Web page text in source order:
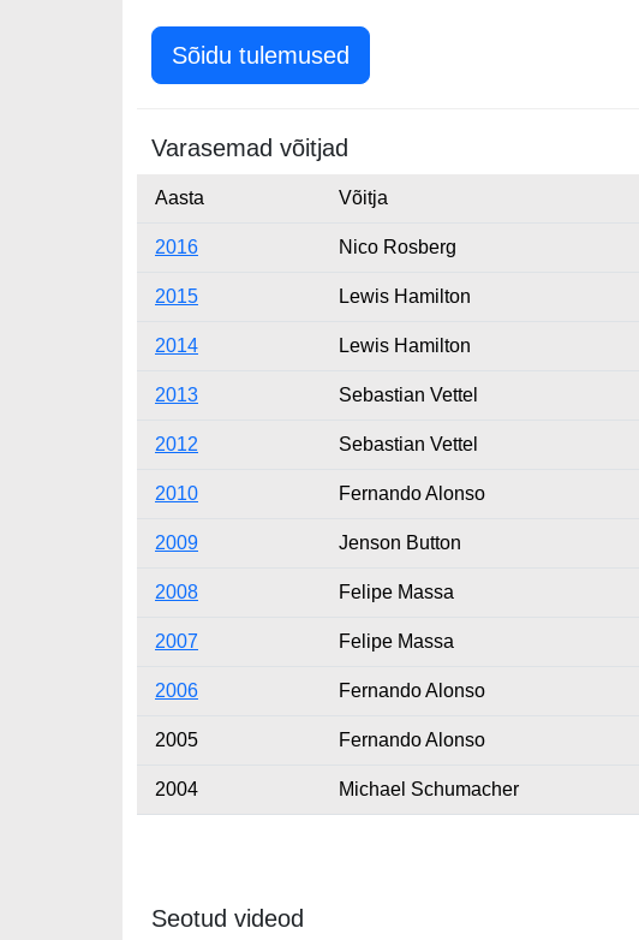
Sõidu tulemused
Varasemad võitjad
Aasta Võitja
2016 Nico Rosberg
2015 Lewis Hamilton
2014 Lewis Hamilton
2013 Sebastian Vettel
2012 Sebastian Vettel
2010 Fernando Alonso
2009 Jenson Button
2008 Felipe Massa
2007 Felipe Massa
2006 Fernando Alonso
2005 Fernando Alonso
2004 Michael Schumacher
Seotud videod